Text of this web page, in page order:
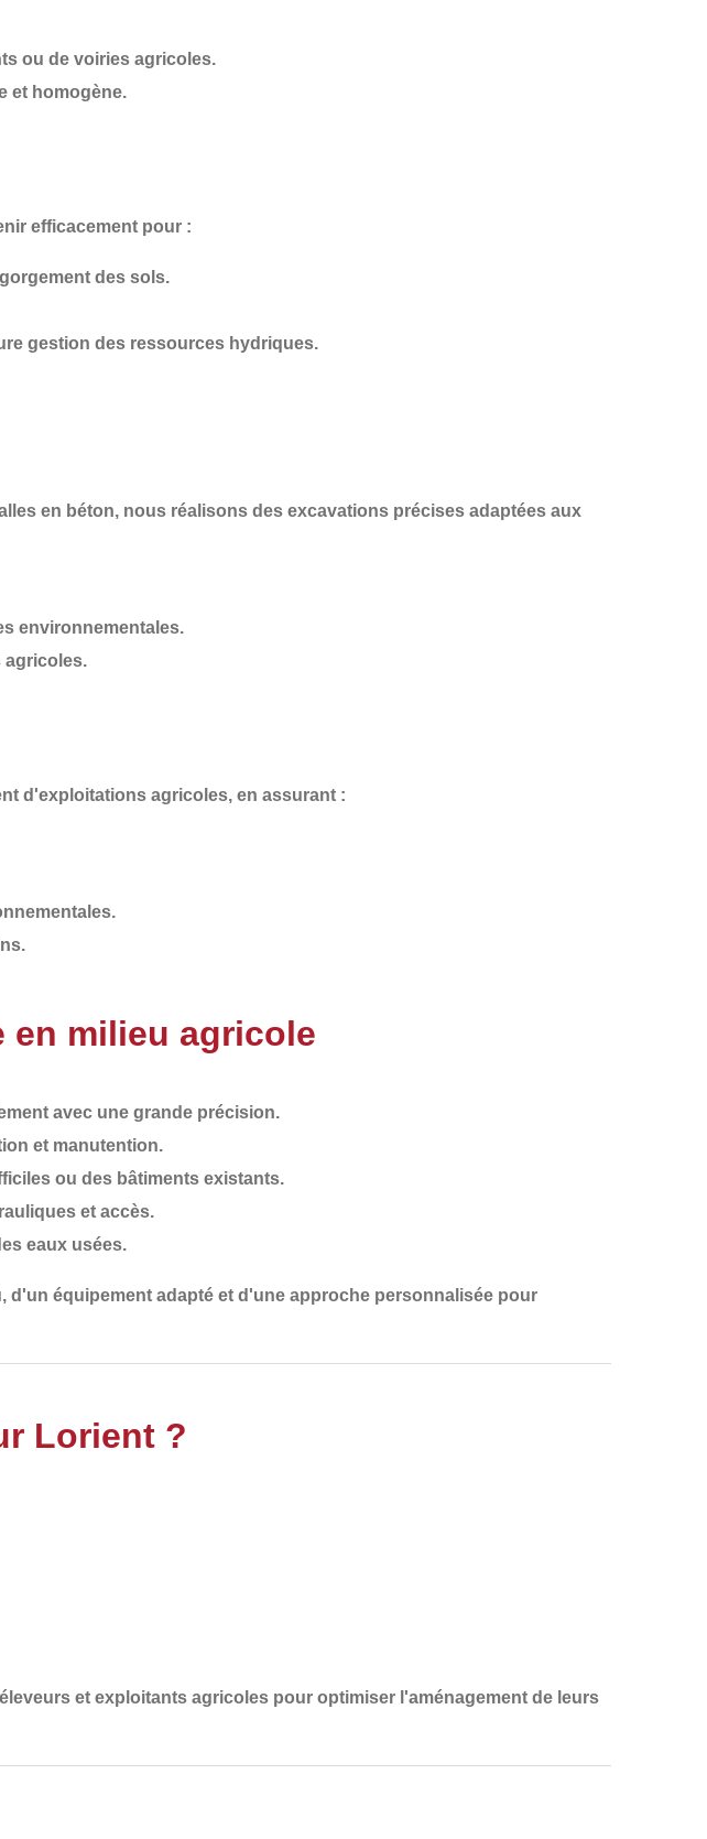
ou de voiries agricoles.
et homogène.
efficacement pour :
des sols.
gestion des ressources hydriques.
en béton, nous réalisons des excavations précises adaptées aux
environnementales.
agricoles.
d'exploitations agricoles, en assurant :
en milieu agricole
avec une grande précision.
et manutention.
ou des bâtiments existants.
et accès.
eaux usées.
, d'un équipement adapté et d'une approche personnalisée pour
Lorient ?
et exploitants agricoles pour optimiser l'aménagement de leurs